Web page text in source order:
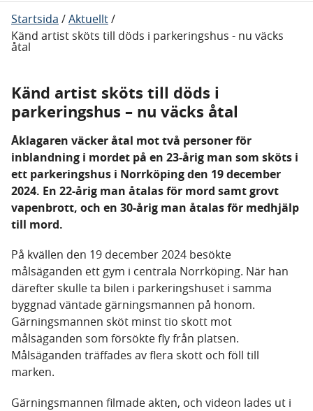
Startsida /Aktuellt/
Känd artist sköts till döds i parkeringshus - nu väcks
åtal
Känd artist sköts till döds i
parkeringshus – nu väcks åtal
Åklagaren väcker åtal mot två personer för
inblandning i mordet på en 23-årig man som sköts i
ett parkeringshus i Norrköping den 19 december
2024. En 22-årig man åtalas för mord samt grovt
vapenbrott, och en 30-årig man åtalas för medhjälp
till mord.
På kvällen den 19 december 2024 besökte
målsäganden ett gym i centrala Norrköping. När han
därefter skulle ta bilen i parkeringshuset i samma
byggnad väntade gärningsmannen på honom.
Gärningsmannen sköt minst tio skott mot
målsäganden som försökte fly från platsen.
Målsäganden träffades av flera skott och föll till
marken.
Gärningsmannen filmade akten, och videon lades ut i